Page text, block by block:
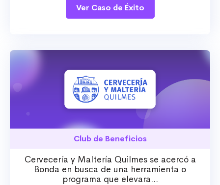
Ver Caso de Éxito
Club de Beneficios
Cervecería y Maltería Quilmes se acercó a
Bonda en busca de una herramienta o
programa que elevara...